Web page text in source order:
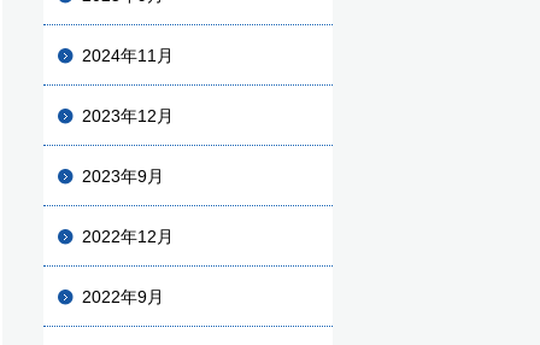
2024年11月
2023年12月
2023年9月
2022年12月
2022年9月